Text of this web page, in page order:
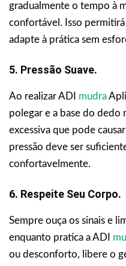
gradualmente o tempo à
confortável. Isso permitirá
adapte à prática sem
5. Pressão Suave.
Ao realizar ADI mudra
polegar e a base do
excessiva que pode
pressão deve ser
confortavelmente.
6. Respeite Seu Corpo.
Sempre ouça os sinais e
enquanto pratica a ADI
ou desconforto, libere o